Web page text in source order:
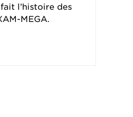
l’histoire des
MEGA.